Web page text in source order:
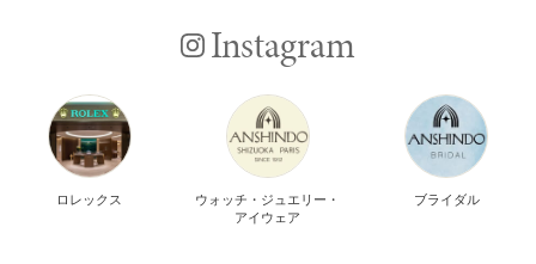
Instagram
ロレックス
ウォッチ・ジュエリー・
アイウェア
ブライダル